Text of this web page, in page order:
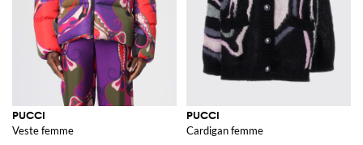
PUCCI
Veste femme
PUCCI
Cardigan femme